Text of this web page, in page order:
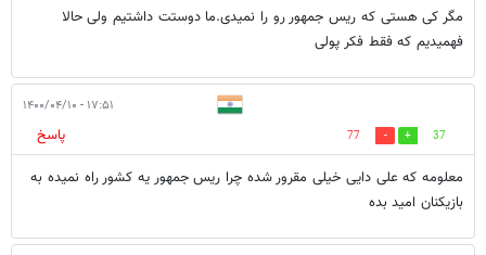
مگر کی هستی که ریس جمهور رو را نمیدی.ما دوستت داشتیم ولی حالا
فهمیدیم که فقط فکر پولی
۱۷:۵۱ - ۱۴۰۰/۰۴/۱۰
37
77
پاسخ
معلومه که علی دایی خیلی مقرور شده چرا ریس جمهور یه کشور راه نمیده به
بازیکنان امید بده